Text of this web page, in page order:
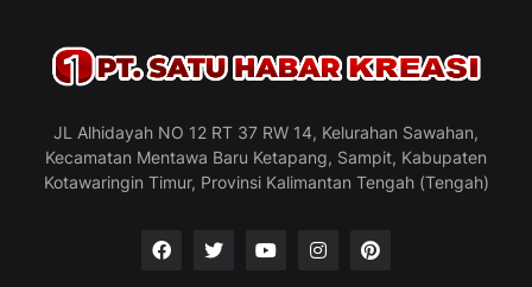
JL Alhidayah NO 12 RT 37 RW 14, Kelurahan Sawahan,
Kecamatan Mentawa Baru Ketapang, Sampit, Kabupaten
Kotawaringin Timur, Provinsi Kalimantan Tengah (Tengah)